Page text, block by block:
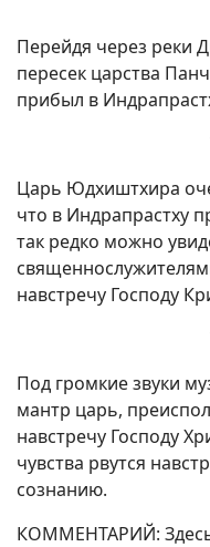
Перейдя через реки
пересек царства
прибыл в
Царь Юдхиштхира
что в Индрапрастху
так редко можно
навстречу Господу
Под громкие звуки
мантр царь,
навстречу Господу
чувства рвутся
сознанию.
КОММЕНТАРИЙ: